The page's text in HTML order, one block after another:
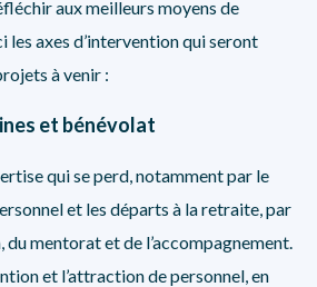
aux meilleurs moyens de
les axes d’intervention qui seront
à venir :
et bénévolat
qui se perd, notamment par le
et les départs à la retraite, par
mentorat et de l’accompagnement.
et l’attraction de personnel, en